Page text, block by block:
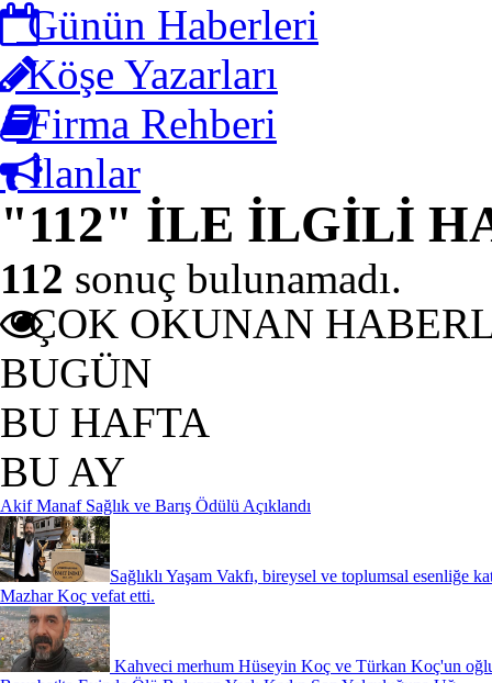
Günün Haberleri
Köşe Yazarları
Firma Rehberi
İlanlar
"112" İLE İLGİLİ
112 sonuç bulunamadı.
ÇOK OKUNAN
BUGÜN
BU HAFTA
BU AY
Akif Manaf Sağlık ve Barış Ödülü Açıklandı
Sağlıklı Yaşam Vakfı, bireysel ve toplumsal esenliğe
Mazhar Koç vefat etti.
Kahveci merhum Hüseyin Koç ve Türkan Koç'un